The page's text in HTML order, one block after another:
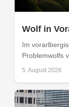
Wolf in
Im
Problemwolfs
5. August 2026